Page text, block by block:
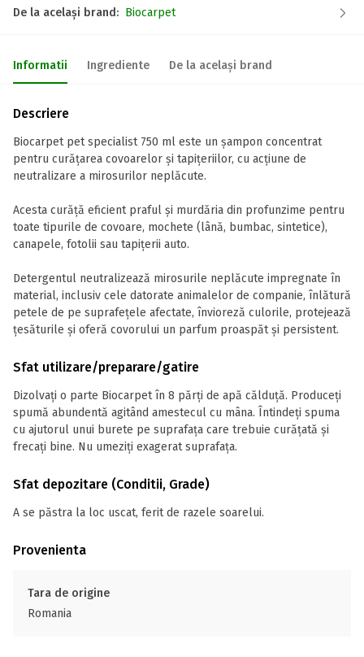
De la același brand: Biocarpet
Informatii Ingrediente De la același brand
Descriere
Biocarpet pet specialist 750 ml este un șampon concentrat
pentru curățarea covoarelor și tapițeriilor, cu acțiune de
neutralizare a mirosurilor neplăcute.
Acesta curăță eficient praful și murdăria din profunzime pentru
toate tipurile de covoare, mochete (lână, bumbac, sintetice),
canapele, fotolii sau tapițerii auto.
Detergentul neutralizează mirosurile neplăcute impregnate în
material, inclusiv cele datorate animalelor de companie, înlătură
petele de pe suprafețele afectate, învioreză culorile, protejează
țesăturile și oferă covorului un parfum proaspăt și persistent.
Sfat utilizare/preparare/gatire
Dizolvați o parte Biocarpet în 8 părți de apă călduță. Produceți
spumă abundentă agitând amestecul cu mâna. Întindeți spuma
cu ajutorul unui burete pe suprafața care trebuie curățată și
frecați bine. Nu umeziți exagerat suprafața.
Sfat depozitare (Conditii, Grade)
A se păstra la loc uscat, ferit de razele soarelui.
Provenienta
Tara de origine
Romania